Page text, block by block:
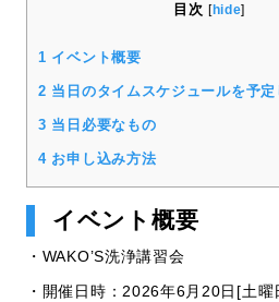
目次 [hide]
1 イベント概要
2 当日のタイムスケジュールを予定
3 当日必要なもの
4お申し込み方法
イベント概要
・WAKO’S洗浄講習会
・開催日時：2026年6月20日[土曜